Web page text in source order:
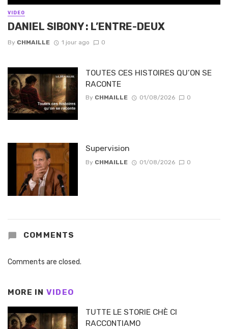
VIDEO
DANIEL SIBONY : L’ENTRE-DEUX
By CHMAILLE 1 jour ago 0
TOUTES CES HISTOIRES QU’ON SE
RACONTE
By CHMAILLE 01/08/2026 0
Supervision
By CHMAILLE 01/08/2026 0
COMMENTS
Comments are closed.
MORE IN VIDEO
TUTTE LE STORIE CHÈ CI
RACCONTIAMO